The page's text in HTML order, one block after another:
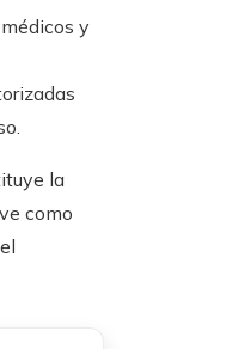
y
la
como